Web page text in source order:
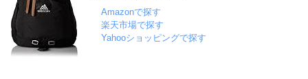
Amazonで探す
楽天市場で探す
Yahooショッピングで探す